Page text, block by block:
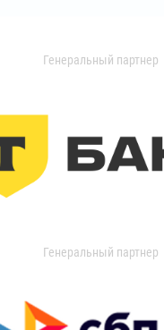
Генеральный партнер
Генеральный партнер